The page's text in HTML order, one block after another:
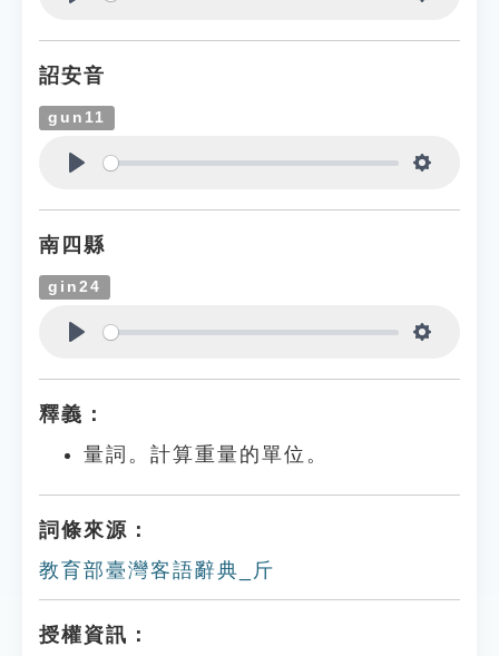
詔安音
gun11
南四縣
gin24
釋義：
量詞。計算重量的單位。
詞條來源：
教育部臺灣客語辭典_斤
授權資訊：